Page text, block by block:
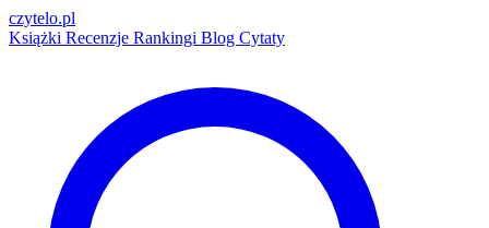
czytelo.pl
Książki Recenzje Rankingi Blog Cytaty